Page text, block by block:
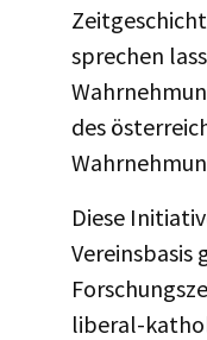
sprechen
des
Diese
liberal-